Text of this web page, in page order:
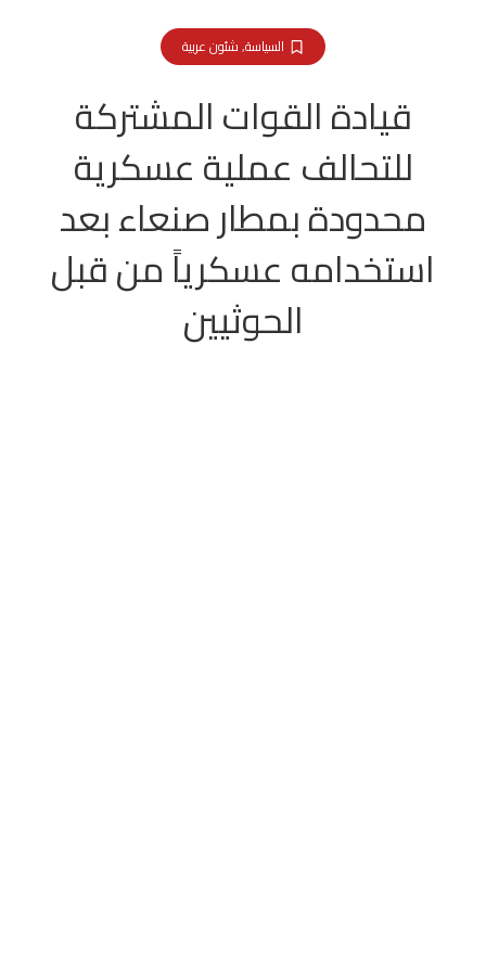
السياسة,شئون عربية
قيادة القوات المشتركة
للتحالف عملية عسكرية
محدودة بمطار صنعاء بعد
استخدامه عسكرياً من قبل
الحوثيين